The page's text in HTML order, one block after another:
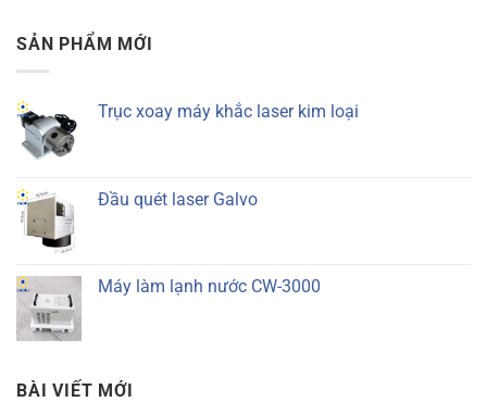
SẢN PHẨM MỚI
Trục xoay máy khắc laser kim loại
Đầu quét laser Galvo
Máy làm lạnh nước CW-3000
BÀI VIẾT MỚI